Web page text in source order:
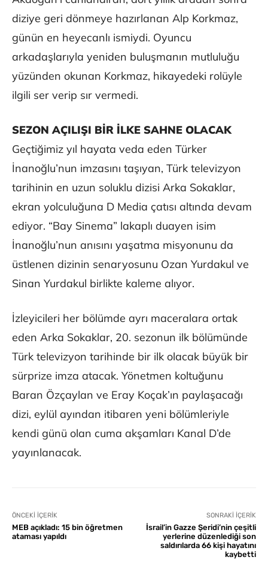
diziye geri dönmeye hazırlanan Alp Korkmaz,
günün en heyecanlı ismiydi. Oyuncu
arkadaşlarıyla yeniden buluşmanın mutluluğu
yüzünden okunan Korkmaz, hikayedeki rolüyle
ilgili ser verip sır vermedi.
SEZON AÇILIŞI BİR İLKE SAHNE OLACAK
Geçtiğimiz yıl hayata veda eden Türker
İnanoğlu’nun imzasını taşıyan, Türk televizyon
tarihinin en uzun soluklu dizisi Arka Sokaklar,
ekran yolculuğuna D Media çatısı altında devam
ediyor. “Bay Sinema” lakaplı duayen isim
İnanoğlu’nun anısını yaşatma misyonunu da
üstlenen dizinin senaryosunu Ozan Yurdakul ve
Sinan Yurdakul birlikte kaleme alıyor.
İzleyicileri her bölümde ayrı maceralara ortak
eden Arka Sokaklar, 20. sezonun ilk bölümünde
Türk televizyon tarihinde bir ilk olacak büyük bir
sürprize imza atacak. Yönetmen koltuğunu
Baran Özçaylan ve Eray Koçak’ın paylaşacağı
dizi, eylül ayından itibaren yeni bölümleriyle
kendi günü olan cuma akşamları Kanal D’de
yayınlanacak.
ÖNCEKI İÇERIK
MEB açıkladı: 15 bin öğretmen
ataması yapıldı
SONRAKI İÇERIK
İsrail’in Gazze Şeridi’nin çeşitli
yerlerine düzenlediği son
saldırılarda 66 kişi hayatını
kaybetti